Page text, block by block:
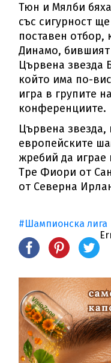
Тюн и Мялби
със сигурност
поставен
Динамо,
Цървена звезда
който има по-
игра в групите
конференциите.
Цървена звезда,
европейските
жребий да играе
Тре Фиори от
от Северна
#Шампионска лига